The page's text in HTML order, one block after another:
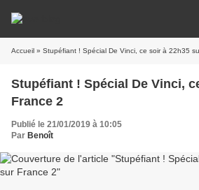
Accueil » Stupéfiant ! Spécial De Vinci, ce soir à 22h35
Stupéfiant ! Spécial De Vinci,
France 2
Publié le 21/01/2019 à 10:05
Par Benoît